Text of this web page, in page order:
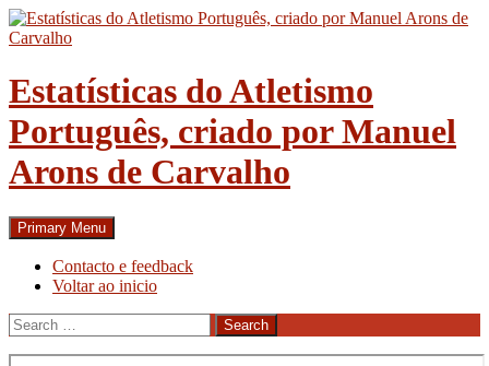
Skip
to
Estatísticas do Atletismo
Português, criado por Manuel
Arons de Carvalho
Search
Primary Menu
Contacto e feedback
Voltar ao inicio
Search
for: